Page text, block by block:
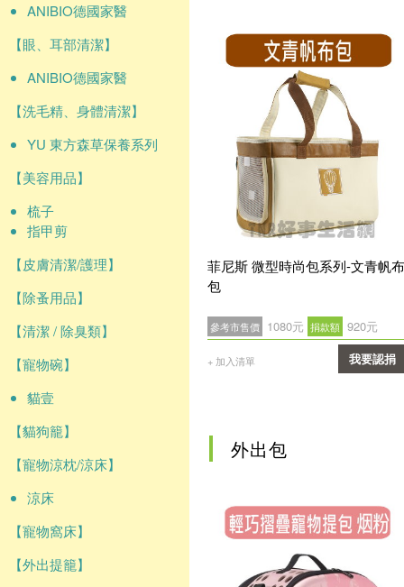
ANIBIO德國家醫
【眼、耳部清潔】
ANIBIO德國家醫
【洗毛精、身體清潔】
YU 東方森草保養系列
【美容用品】
梳子
指甲剪
【皮膚清潔/護理】
【除蚤用品】
【清潔 / 除臭類】
【寵物碗】
貓壹
【貓狗籠】
【寵物涼枕/涼床】
涼床
【寵物窩床】
【外出提籠】
菲尼斯 微型時尚包系列-文青帆布
包
參考市售價 1080元 捐款額 920元
+ 加入清單 我要認捐
外出包